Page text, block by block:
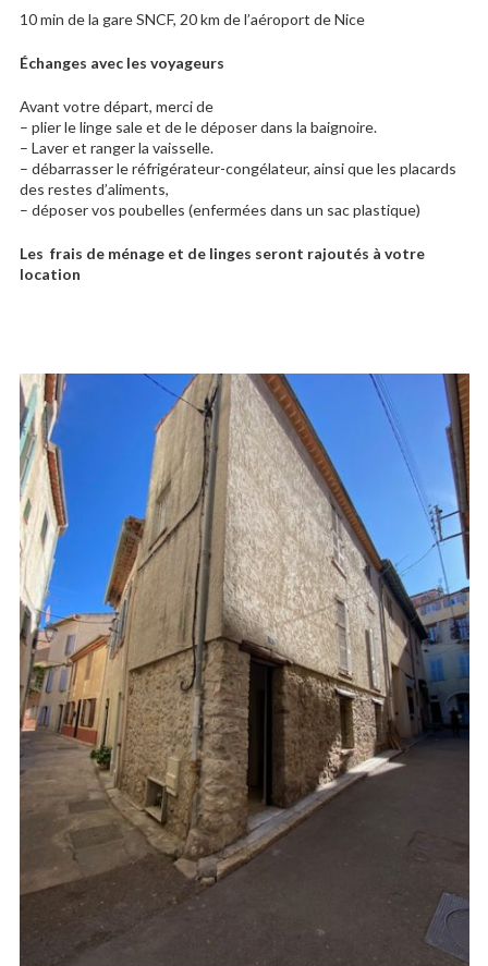
10 min de la gare SNCF, 20 km de l’aéroport de Nice
Échanges avec les voyageurs
Avant votre départ, merci de
– plier le linge sale et de le déposer dans la baignoire.
– Laver et ranger la vaisselle.
– débarrasser le réfrigérateur-congélateur, ainsi que les placards
des restes d’aliments,
– déposer vos poubelles (enfermées dans un sac plastique)
Les frais de ménage et de linges seront rajoutés à votre
location